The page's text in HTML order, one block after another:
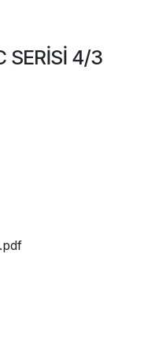
SERİSİ 4/3